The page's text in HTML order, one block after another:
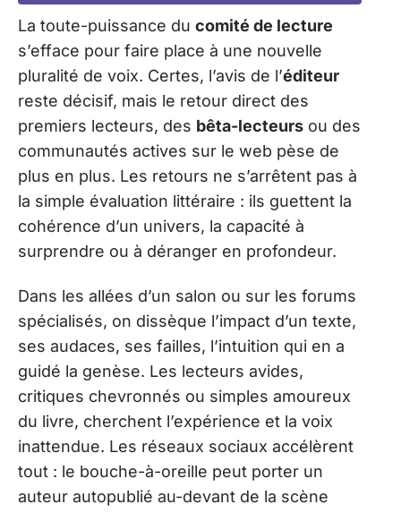
La toute-puissance du comité de lecture
s’efface pour faire place à une nouvelle
pluralité de voix. Certes, l’avis de l’éditeur
reste décisif, mais le retour direct des
premiers lecteurs, des bêta-lecteurs ou des
communautés actives sur le web pèse de
plus en plus. Les retours ne s’arrêtent pas à
la simple évaluation littéraire : ils guettent la
cohérence d’un univers, la capacité à
surprendre ou à déranger en profondeur.
Dans les allées d’un salon ou sur les forums
spécialisés, on dissèque l’impact d’un texte,
ses audaces, ses failles, l’intuition qui en a
guidé la genèse. Les lecteurs avides,
critiques chevronnés ou simples amoureux
du livre, cherchent l’expérience et la voix
inattendue. Les réseaux sociaux accélèrent
tout : le bouche-à-oreille peut porter un
auteur autopublié au-devant de la scène